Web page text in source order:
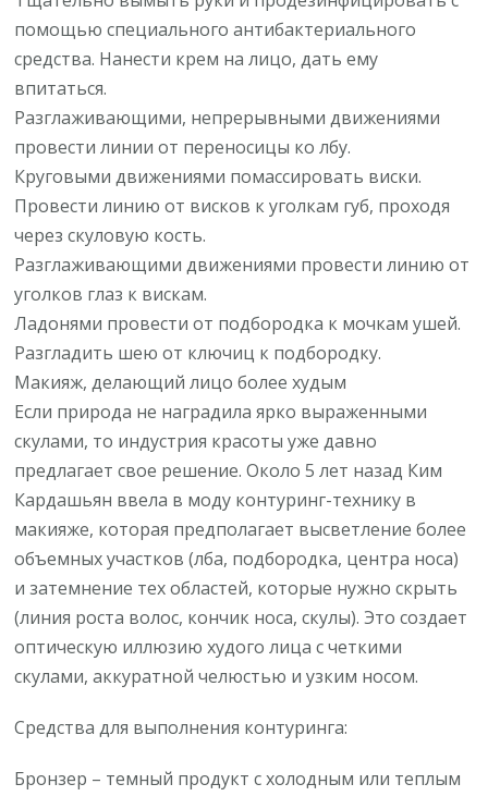
помощью специального антибактериального
средства. Нанести крем на лицо, дать ему
впитаться.
Разглаживающими, непрерывными движениями
провести линии от переносицы ко лбу.
Круговыми движениями помассировать виски.
Провести линию от висков к уголкам губ, проходя
через скуловую кость.
Разглаживающими движениями провести линию от
уголков глаз к вискам.
Ладонями провести от подбородка к мочкам ушей.
Разгладить шею от ключиц к подбородку.
Макияж, делающий лицо более худым
Если природа не наградила ярко выраженными
скулами, то индустрия красоты уже давно
предлагает свое решение. Около 5 лет назад Ким
Кардашьян ввела в моду контуринг-технику в
макияже, которая предполагает высветление более
объемных участков (лба, подбородка, центра носа)
и затемнение тех областей, которые нужно скрыть
(линия роста волос, кончик носа, скулы). Это создает
оптическую иллюзию худого лица с четкими
скулами, аккуратной челюстью и узким носом.
Средства для выполнения контуринга:
Бронзер – темный продукт с холодным или теплым